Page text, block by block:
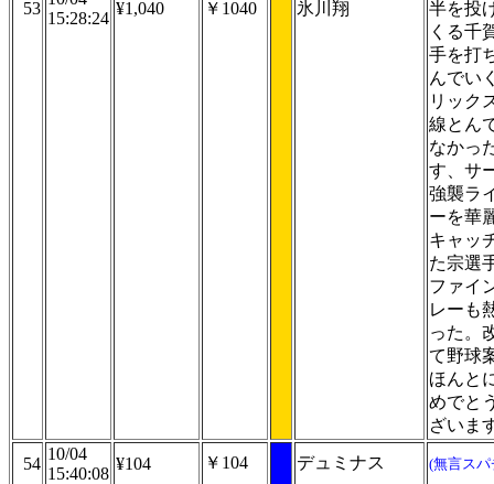
53
15:28:24
¥1,040 ￥1040 氷川翔
半を投
くる千
手を打
んでい
リック
線とん
なかっ
す、サ
強襲ラ
ーを華
キャッ
た宗選
ファイ
レーも
った。
て野球
ほんと
めでと
ざいま
54
10/04
15:40:08
¥104 ￥104 デュミナス (無言スパ